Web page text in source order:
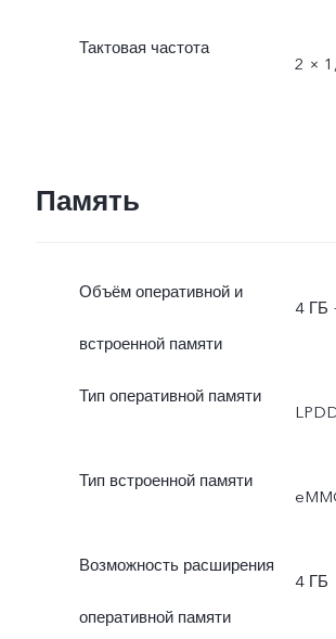
Тактовая частота
2 ×
Память
Объём оперативной и
встроенной памяти
4 ГБ
Тип оперативной памяти
Тип встроенной памяти
Возможность расширения
оперативной памяти
4 ГБ